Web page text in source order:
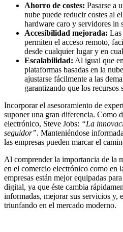
Ahorro de costes: Pasarse a
nube puede reducir costes al
hardware caro y servidores in
Accesibilidad mejorada: Las
permiten el acceso remoto,
desde cualquier lugar y en
Escalabilidad: Al igual que
plataformas basadas en la
ajustarse fácilmente a las
garantizando que los
Incorporar el asesoramiento de
suponer una gran diferencia. Como
electrónico, Steve Jobs: “La
seguidor”. Manteniéndose
las empresas pueden marcar el
Al comprender la importancia de la
en el comercio electrónico como en
empresas están mejor equipadas
digital, ya que éste cambia
informadas, mejorar sus servicios y,
triunfando en el mercado moderno.